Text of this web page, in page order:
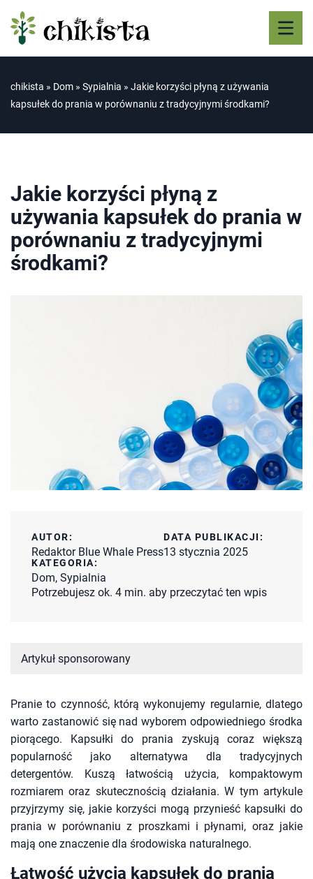
chikista » Dom » Sypialnia » Jakie korzyści płyną z używania
kapsułek do prania w porównaniu z tradycyjnymi środkami?
Jakie korzyści płyną z
używania kapsułek do prania w
porównaniu z tradycyjnymi
środkami?
AUTOR:
Redaktor Blue Whale Press
DATA PUBLIKACJI:
13 stycznia 2025
KATEGORIA:
Dom, Sypialnia
Potrzebujesz ok. 4 min. aby przeczytać ten wpis
Artykuł sponsorowany
Pranie to czynność, którą wykonujemy regularnie, dlatego
warto zastanowić się nad wyborem odpowiedniego środka
piorącego. Kapsułki do prania zyskują coraz większą
popularność jako alternatywa dla tradycyjnych
detergentów. Kuszą łatwością użycia, kompaktowym
rozmiarem oraz skutecznością działania. W tym artykule
przyjrzymy się, jakie korzyści mogą przynieść kapsułki do
prania w porównaniu z proszkami i płynami, oraz jakie
mają one znaczenie dla środowiska naturalnego.
Łatwość użycia kapsułek do prania